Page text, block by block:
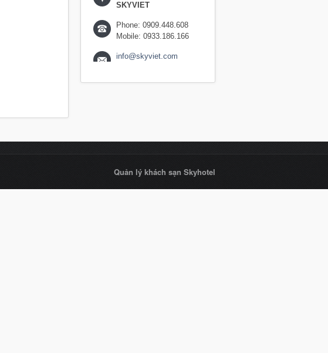
SKYVIET
Phone: 0909.448.608
Mobile: 0933.186.166
info@skyviet.com
Quản lý khách sạn Skyhotel